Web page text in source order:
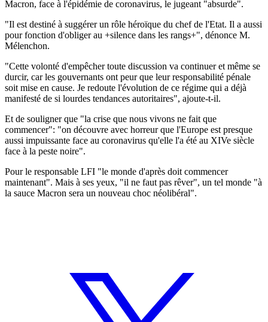
Macron, face à l'épidémie de coronavirus, le jugeant "absurde".
"Il est destiné à suggérer un rôle héroïque du chef de l'Etat. Il a aussi
pour fonction d'obliger au +silence dans les rangs+", dénonce M.
Mélenchon.
"Cette volonté d'empêcher toute discussion va continuer et même se
durcir, car les gouvernants ont peur que leur responsabilité pénale
soit mise en cause. Je redoute l'évolution de ce régime qui a déjà
manifesté de si lourdes tendances autoritaires", ajoute-t-il.
Et de souligner que "la crise que nous vivons ne fait que
commencer": "on découvre avec horreur que l'Europe est presque
aussi impuissante face au coronavirus qu'elle l'a été au XIVe siècle
face à la peste noire".
Pour le responsable LFI "le monde d'après doit commencer
maintenant". Mais à ses yeux, "il ne faut pas rêver", un tel monde "à
la sauce Macron sera un nouveau choc néolibéral".